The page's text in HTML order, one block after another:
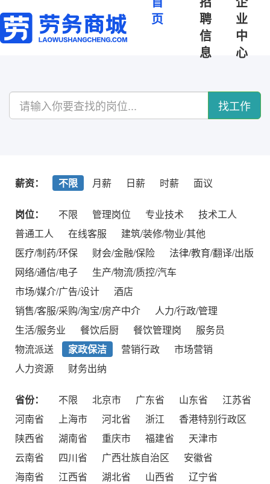
页
聘
信
息
业
中
心
找工作
薪资： 不限 月薪 日薪 时薪 面议
岗位： 不限 管理岗位 专业技术
技术工人
普通工人
在线客服
建筑/装修/物业/其他
医疗/制药/环保
财会/金融/保险
法律/教育/翻译/出版
网络/通信/电子
生产/物流/质控/汽车
市场/媒介/广告/设计
酒店
销售/客服/采购/淘宝/房产中介
人力/行政/管理
生活/服务业
餐饮后厨 餐饮管理岗
服务员
物流派送
家政保洁 营销行政
市场营销
人力资源
财务出纳
省份： 不限 北京市 广东省 山东省
江苏省
河南省
上海市 河北省 浙江
香港特别行政区
陕西省
湖南省 重庆市 福建省
天津市
云南省
四川省 广西壮族自治区
安徽省
海南省
江西省 湖北省 山西省
辽宁省